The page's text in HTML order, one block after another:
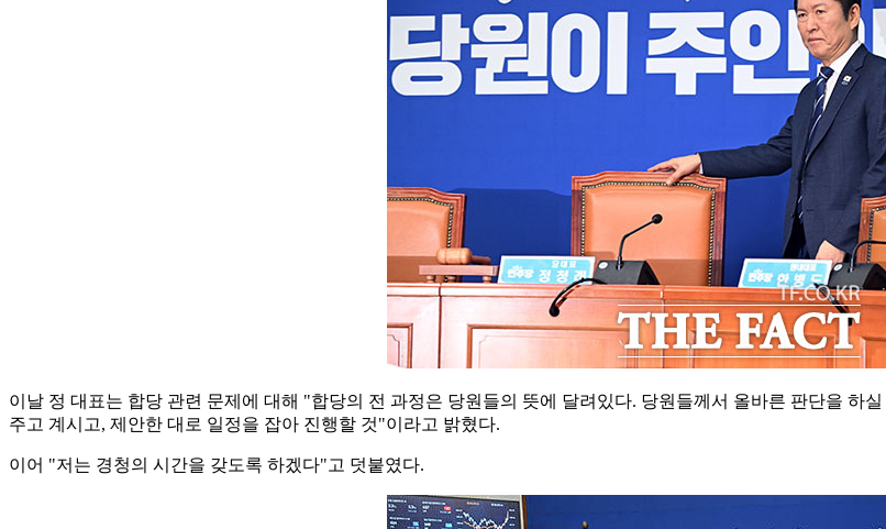
이날 정 대표는 합당 관련 문제에 대해 "합당의 전 과정은 당원들의 뜻에 달려있다. 당원들께서 올바른 판단을 하
주고 계시고, 제안한 대로 일정을 잡아 진행할 것"이라고 밝혔다.
이어 "저는 경청의 시간을 갖도록 하겠다"고 덧붙였다.